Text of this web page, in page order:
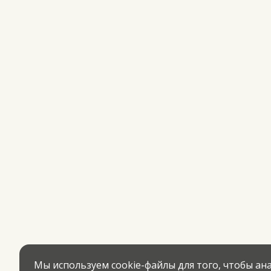
Мы используем cookie-файлы для того, чтобы